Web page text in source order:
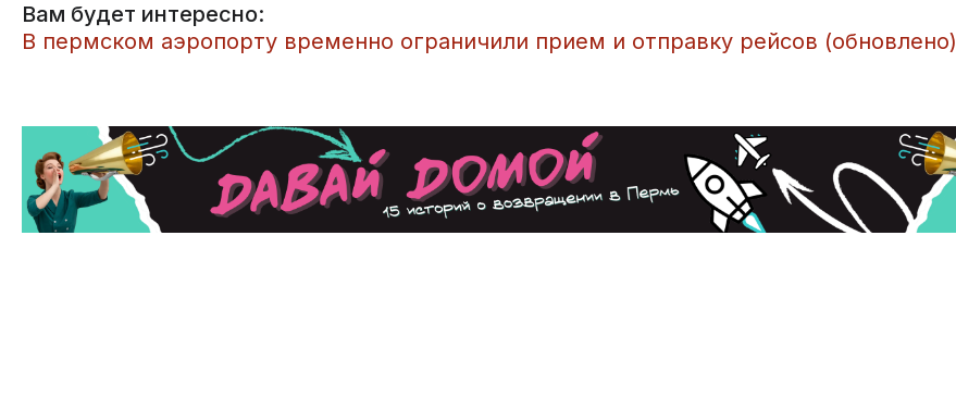
Вам будет интересно:
В пермском аэропорту временно ограничили прием и отправку рейсов (обновлено)